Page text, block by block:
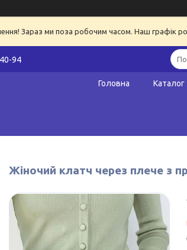
Зараз ми поза робочим часом. Наш графік
94
Головна Каталог
Жіночий клатч через плече з